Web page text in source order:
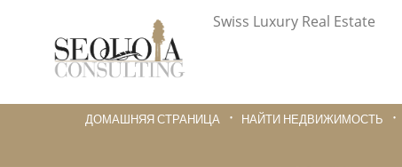
Swiss Luxury Real Estate
ДОМАШНЯЯ СТРАНИЦА НАЙТИ НЕДВИЖИМОСТЬ